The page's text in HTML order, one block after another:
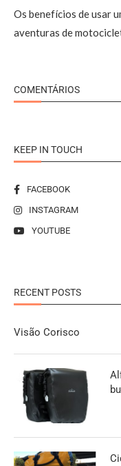
Os benefícios de usar
aventuras de
COMENTÁRIOS
KEEP IN TOUCH
FACEBOOK
INSTAGRAM
YOUTUBE
RECENT POSTS
Visão Corisco